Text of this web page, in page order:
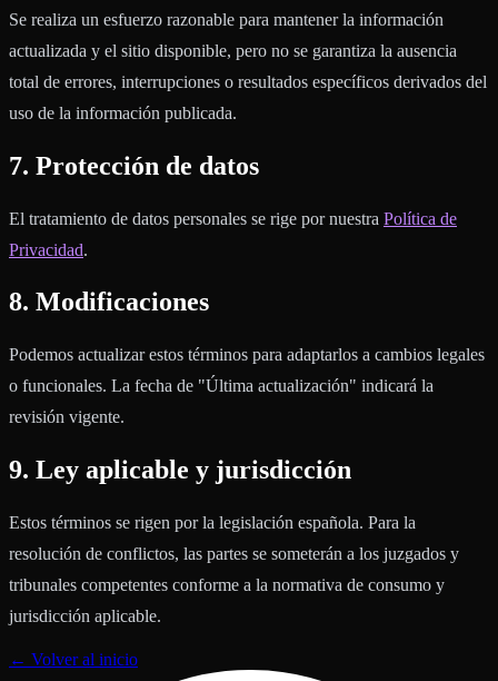
Se realiza un esfuerzo razonable para mantener la información
actualizada y el sitio disponible, pero no se garantiza la ausencia
total de errores, interrupciones o resultados específicos derivados del
uso de la información publicada.
7. Protección de datos
El tratamiento de datos personales se rige por nuestra Política de
Privacidad.
8. Modificaciones
Podemos actualizar estos términos para adaptarlos a cambios legales
o funcionales. La fecha de "Última actualización" indicará la
revisión vigente.
9. Ley aplicable y jurisdicción
Estos términos se rigen por la legislación española. Para la
resolución de conflictos, las partes se someterán a los juzgados y
tribunales competentes conforme a la normativa de consumo y
jurisdicción aplicable.
← Volver al inicio